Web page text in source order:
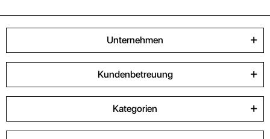
Unternehmen
Kundenbetreuung
Kategorien